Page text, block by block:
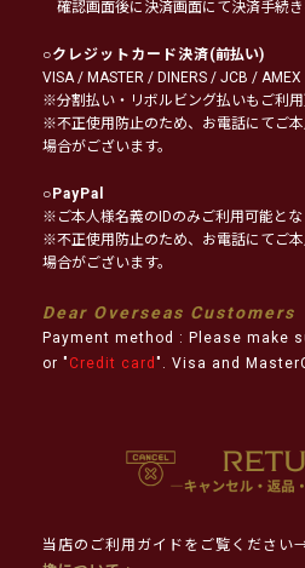
確認画面後に決済画面にて決済手続き
○クレジットカード決済(前払い)
VISA / MASTER / DINERS / JCB / AMEX
※分割払い・リボルビング払いもご利用
※不正使用防止のため、お電話にてご
場合がございます。
○PayPal
※ご本人様名義のIDのみご利用可能とな
※不正使用防止のため、お電話にてご
場合がございます。
Dear Overseas Customers
Payment method : Please make
or " Credit card ". Visa and
当店のご利用ガイドをご覧ください